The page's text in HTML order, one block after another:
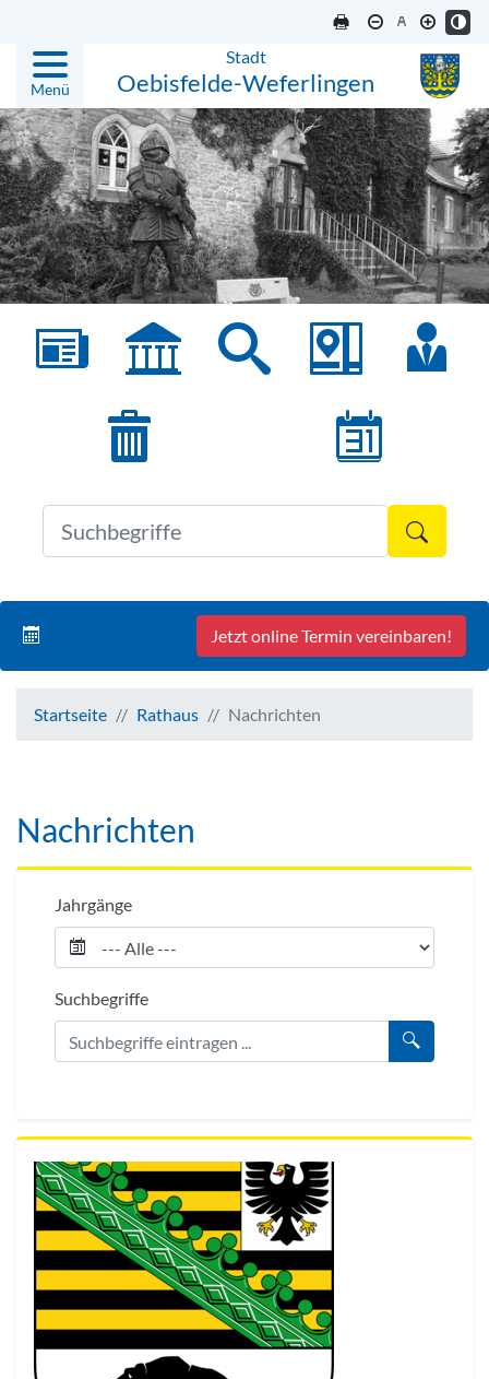
Menü
Stadt
Oebisfelde-Weferlingen
Jetzt online Termin vereinbaren!
Startseite Rathaus Nachrichten
Nachrichten
Jahrgänge
Suchbegriffe